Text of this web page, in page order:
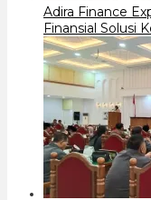
Adira Finance
Finansial Solusi